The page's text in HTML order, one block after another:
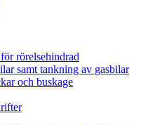
rörelsehindrad
samt tankning av gasbilar
och buskage